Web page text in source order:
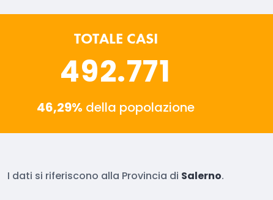
TOTALE CASI
492.771
46,29% della popolazione
I dati si riferiscono alla Provincia di Salerno.